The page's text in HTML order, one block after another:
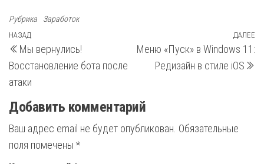
Рубрика Заработок
Навигация
по
записям
Предыдущая
запись
НАЗАД
Мы вернулись!
Восстановление бота после
атаки
ДАЛЕЕ
Меню «Пуск» в Windows 11:
Редизайн в стиле iOS
Добавить комментарий
Ваш адрес email не будет опубликован. Обязательные
поля помечены *